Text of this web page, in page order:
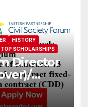
HISTORY
TOP SCHOLARSHIPS
Director
Civil